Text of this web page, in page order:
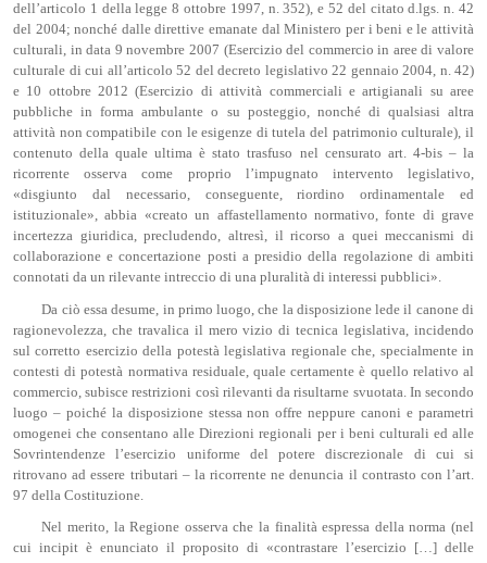
dell’articolo 1 della legge 8 ottobre 1997, n. 352), e 52 del citato d.lgs. n. 42
del 2004; nonché dalle direttive emanate dal Ministero per i beni e le attività
culturali, in data 9 novembre 2007 (Esercizio del commercio in aree di valore
culturale di cui all’articolo 52 del decreto legislativo 22 gennaio 2004, n. 42)
e 10 ottobre 2012 (Esercizio di attività commerciali e artigianali su aree
pubbliche in forma ambulante o su posteggio, nonché di qualsiasi altra
attività non compatibile con le esigenze di tutela del patrimonio culturale), il
contenuto della quale ultima è stato trasfuso nel censurato art. 4-bis – la
ricorrente osserva come proprio l’impugnato intervento legislativo,
«disgiunto dal necessario, conseguente, riordino ordinamentale ed
istituzionale», abbia «creato un affastellamento normativo, fonte di grave
incertezza giuridica, precludendo, altresì, il ricorso a quei meccanismi di
collaborazione e concertazione posti a presidio della regolazione di ambiti
connotati da un rilevante intreccio di una pluralità di interessi pubblici».
Da ciò essa desume, in primo luogo, che la disposizione lede il canone di
ragionevolezza, che travalica il mero vizio di tecnica legislativa, incidendo
sul corretto esercizio della potestà legislativa regionale che, specialmente in
contesti di potestà normativa residuale, quale certamente è quello relativo al
commercio, subisce restrizioni così rilevanti da risultarne svuotata. In secondo
luogo – poiché la disposizione stessa non offre neppure canoni e parametri
omogenei che consentano alle Direzioni regionali per i beni culturali ed alle
Sovrintendenze l’esercizio uniforme del potere discrezionale di cui si
ritrovano ad essere tributari – la ricorrente ne denuncia il contrasto con l’art.
97 della Costituzione.
Nel merito, la Regione osserva che la finalità espressa della norma (nel
cui incipit è enunciato il proposito di «contrastare l’esercizio […] delle